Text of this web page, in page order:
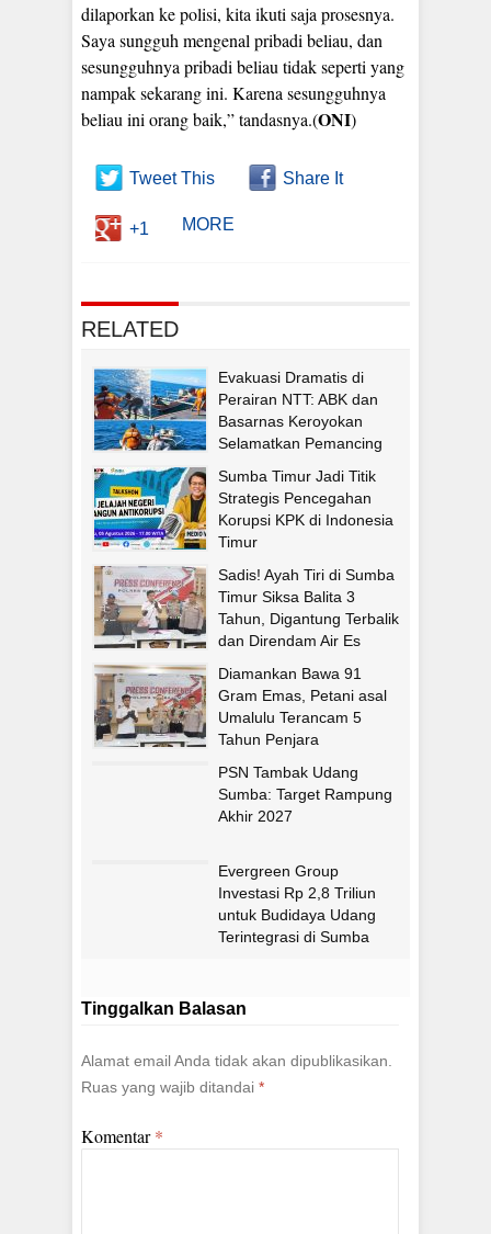
dilaporkan ke polisi, kita ikuti saja prosesnya.
Saya sungguh mengenal pribadi beliau, dan
sesungguhnya pribadi beliau tidak seperti yang
nampak sekarang ini. Karena sesungguhnya
beliau ini orang baik,” tandasnya.(ONI)
Tweet This Share It
+1 MORE
RELATED
Evakuasi Dramatis di
Perairan NTT: ABK dan
Basarnas Keroyokan
Selamatkan Pemancing
Sumba Timur Jadi Titik
Strategis Pencegahan
Korupsi KPK di Indonesia
Timur
Sadis! Ayah Tiri di Sumba
Timur Siksa Balita 3
Tahun, Digantung Terbalik
dan Direndam Air Es
Diamankan Bawa 91
Gram Emas, Petani asal
Umalulu Terancam 5
Tahun Penjara
PSN Tambak Udang
Sumba: Target Rampung
Akhir 2027
Evergreen Group
Investasi Rp 2,8 Triliun
untuk Budidaya Udang
Terintegrasi di Sumba
Tinggalkan Balasan
Alamat email Anda tidak akan dipublikasikan.
Ruas yang wajib ditandai *
Komentar*